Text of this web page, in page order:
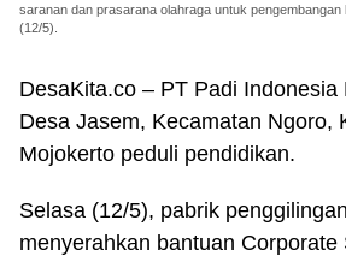
saranan dan prasarana olahraga untuk
(12/5).
DesaKita.co – PT Padi Indonesia
Desa Jasem, Kecamatan Ngoro,
Mojokerto peduli pendidikan.
Selasa (12/5), pabrik
menyerahkan bantuan Corporate